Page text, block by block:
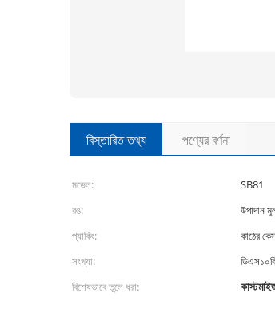
বিস্তারিত তথ্য পণ্যের বর্ণনা
মডেল: SB81
রঙ:
উপাদান
প্যাকিং:
কাঠের
সংখ্যা:
ডিএস১০বি
বিশেষভাবে তুলে ধরা: